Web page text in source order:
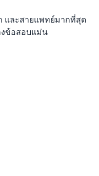
และสายแพทย์มากที่สุด
ข้อสอบแม่น